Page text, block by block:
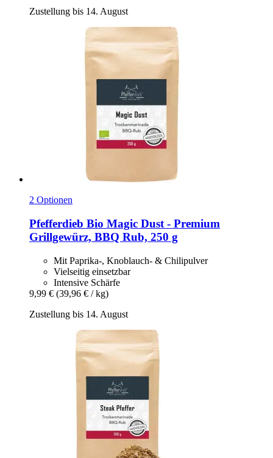
Zustellung bis 14. August
2 Optionen
Pfefferdieb Bio Magic Dust -​ Premium
Grillgewürz, BBQ Rub, 250 g
Mit Paprika-, Knoblauch- & Chilipulver
Vielseitig einsetzbar
Intensive Schärfe
9,99 € (39,96 € / kg)
Zustellung bis 14. August